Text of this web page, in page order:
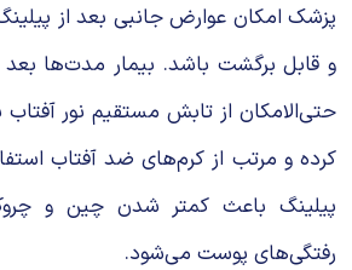
پزشک امکان عوارض جانبی بعد از
و قابل برگشت باشد. بیمار مدت‌ها بعد
حتی‌الامکان از تابش مستقیم نور
کرده و مرتب از کرم‌های ضد آفتاب
پیلینگ باعث کمتر شدن چین و
رفتگی‌های پوست می‌شود.